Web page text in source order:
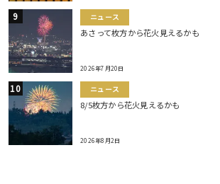
ニュース
あさって枚方から花火見えるかも
2026年7月20日
ニュース
8/5枚方から花火見えるかも
2026年8月2日